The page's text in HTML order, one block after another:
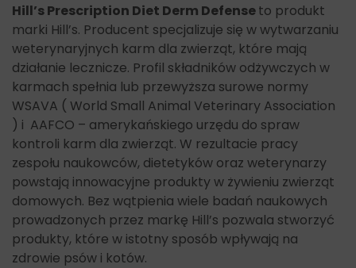
Hill’s Prescription Diet Derm Defenseto produkt
marki Hill’s. Producent specjalizuje się w wytwarzaniu
weterynaryjnych karm dla zwierząt, które mają
działanie lecznicze. Profil składników odżywczych w
karmach spełnia lub przewyższa surowe normy
WSAVA ( World Small Animal Veterinary Association
) i AAFCO – amerykańskiego urzędu do spraw
kontroli karm dla zwierząt. W rezultacie pracy
zespołu naukowców, dietetyków oraz weterynarzy
powstają innowacyjne produkty w żywieniu zwierząt
domowych. Bez wątpienia wiele badań naukowych
prowadzonych przez markę Hill’s pozwala stworzyć
produkty, które w istotny sposób wpływają na
zdrowie psów i kotów.